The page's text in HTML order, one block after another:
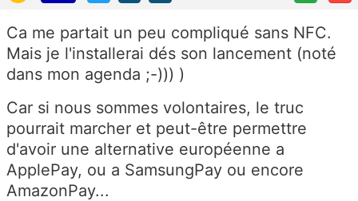
Ca me partait un peu compliqué sans NFC.
Mais je l'installerai dés son lancement (noté
dans mon agenda ;-))) )
Car si nous sommes volontaires, le truc
pourrait marcher et peut-être permettre
d'avoir une alternative européenne a
ApplePay, ou a SamsungPay ou encore
AmazonPay...